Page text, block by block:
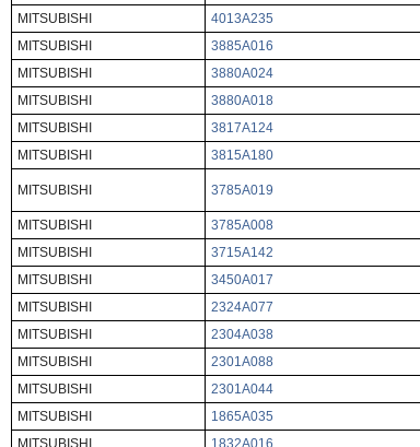
MITSUBISHI
4013A235
MITSUBISHI
3885A016
MITSUBISHI
3880A024
MITSUBISHI
3880A018
MITSUBISHI
3817A124
MITSUBISHI
3815A180
MITSUBISHI 3785A019
MITSUBISHI
3785A008
MITSUBISHI
3715A142
MITSUBISHI
3450A017
MITSUBISHI
2324A077
MITSUBISHI
2304A038
MITSUBISHI
2301A088
MITSUBISHI
2301A044
MITSUBISHI
1865A035
MITSUBISHI
1832A016